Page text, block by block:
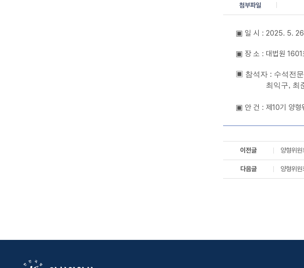
첨부파일
▣ 일 시 : 2025. 5.
▣ 장 소 : 대법원 1601
▣ 참석자 : 수석전
최익구, 최준혁,
▣ 안 건 : 제10기 양형
이전글 양형위
다음글 양형위